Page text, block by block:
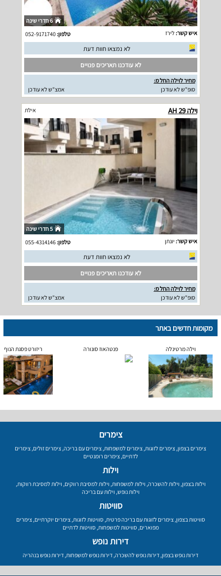
6 חדרי שינה
איש קשר:לירז טלפון:052-9171740
לא נמצאו חוות דעת
לא עודכנו תאריכים פנויים
מחיר לוילה החל מ:
סופ"ש לא עודכן
אמצ"ש לא עודכן
וילה 29 AH אילת
5 חדרי שינה
איש קשר: יונתן טלפון:055-4314146
לא נמצאו חוות דעת
לא עודכנו תאריכים פנויים
מחיר לוילה החל מ:
סופ"ש לא עודכן
אמצ"ש לא עודכן
מקומות חדשים באתר
וילה מרטינלה פנטהאוז סונורה ריזורט פסגת הנוף
צימרים
צימרים בצפון, צימרים לזוגות, צימרים למשפחות, צימרים עם בריכה, צימרים זולים, צימרים
לדתיים,צימרים רומנטיים
וילות
וילות בצפון, וילות להשכרה, וילות למשפחות, וילות למסיבת רווקים, וילות למסיבת רווקות,
וילות נופש, וילות עם בריכה
סוויטות
סוויטות בצפון,צימרים לזוגות עם בריכה פרטית,סוויטות לזוגות,צימרים יוקרתיים,צימרים
מפוארים,סוויטות למשפחות,סוויטות לדתיים
דירות נופש
דירות נופש בצפון, דירות נופש להשכרה, דירות נופש למשפחות, דירות נופש בנהריה